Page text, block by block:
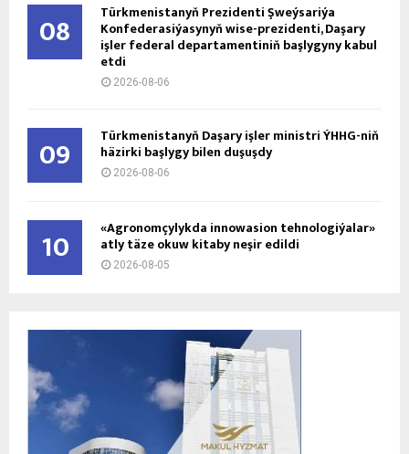
08 Türkmenistanyň Prezidenti Şweýsariýa
Konfederasiýasynyň wise-prezidenti, Daşary
işler federal departamentiniň başlygyny kabul
etdi
2026-08-06
09 Türkmenistanyň Daşary işler ministri ÝHHG-niň
häzirki başlygy bilen duşuşdy
2026-08-06
10 «Agronomçylykda innowasion tehnologiýalar»
atly täze okuw kitaby neşir edildi
2026-08-05